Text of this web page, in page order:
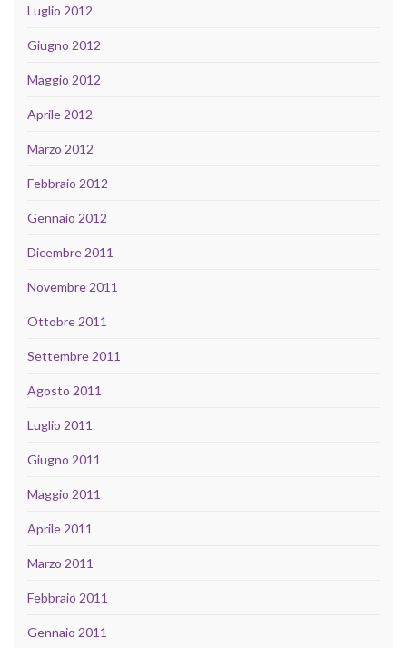
Luglio 2012
Giugno 2012
Maggio 2012
Aprile 2012
Marzo 2012
Febbraio 2012
Gennaio 2012
Dicembre 2011
Novembre 2011
Ottobre 2011
Settembre 2011
Agosto 2011
Luglio 2011
Giugno 2011
Maggio 2011
Aprile 2011
Marzo 2011
Febbraio 2011
Gennaio 2011